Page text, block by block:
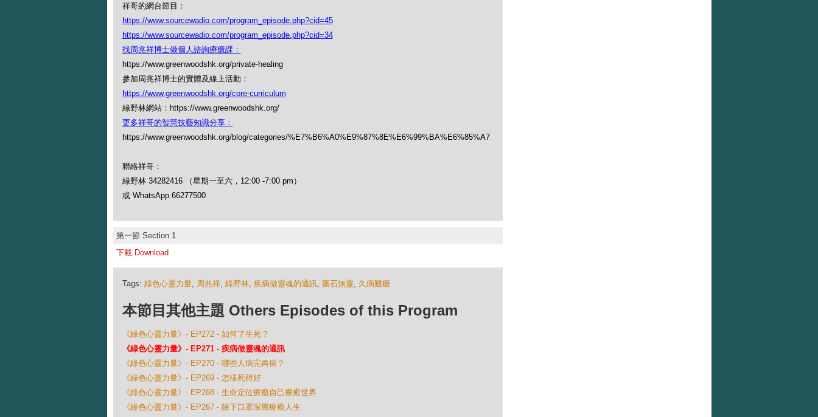
祥哥的網台節目：
https://www.sourcewadio.com/program_episode.php?cid=45
https://www.sourcewadio.com/program_episode.php?cid=34
找周兆祥博士做個人諮詢療癒課：
https://www.greenwoodshk.org/private-healing
參加周兆祥博士的實體及線上活動：
https://www.greenwoodshk.org/core-curriculum
綠野林網站：https://www.greenwoodshk.org/
更多祥哥的智慧技藝知識分享：
https://www.greenwoodshk.org/blog/categories/%E7%B6%A0%E9%87%8E%E6%99%BA%E6%85%A7
聯絡祥哥：
綠野林 34282416 （星期一至六，12:00 -7:00 pm）
或 WhatsApp 66277500
第一節 Section 1
下載 Download
Tags: 綠色心靈力量, 周兆祥, 綠野林, 疾病做靈魂的通訊, 藥石無靈, 久病難癒
本節目其他主題 Others Episodes of this Program
《綠色心靈力量》- EP272 - 如何了生死？
《綠色心靈力量》- EP271 - 疾病做靈魂的通訊
《綠色心靈力量》- EP270 - 哪些人病完再病？
《綠色心靈力量》- EP269 - 怎樣死得好
《綠色心靈力量》- EP268 - 生命定位療癒自己療癒世界
《綠色心靈力量》- EP267 - 除下口罩深層療癒人生